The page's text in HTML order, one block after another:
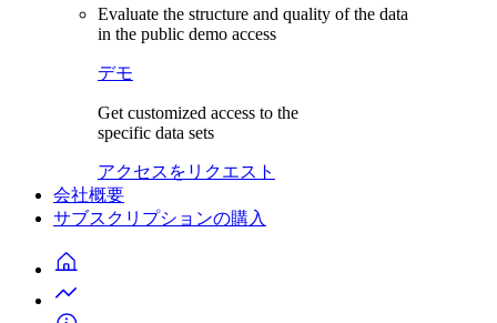
Evaluate the structure and quality of the data
in the public demo access
デモ
Get customized access to the
specific data sets
アクセスをリクエスト
会社概要
サブスクリプションの購入